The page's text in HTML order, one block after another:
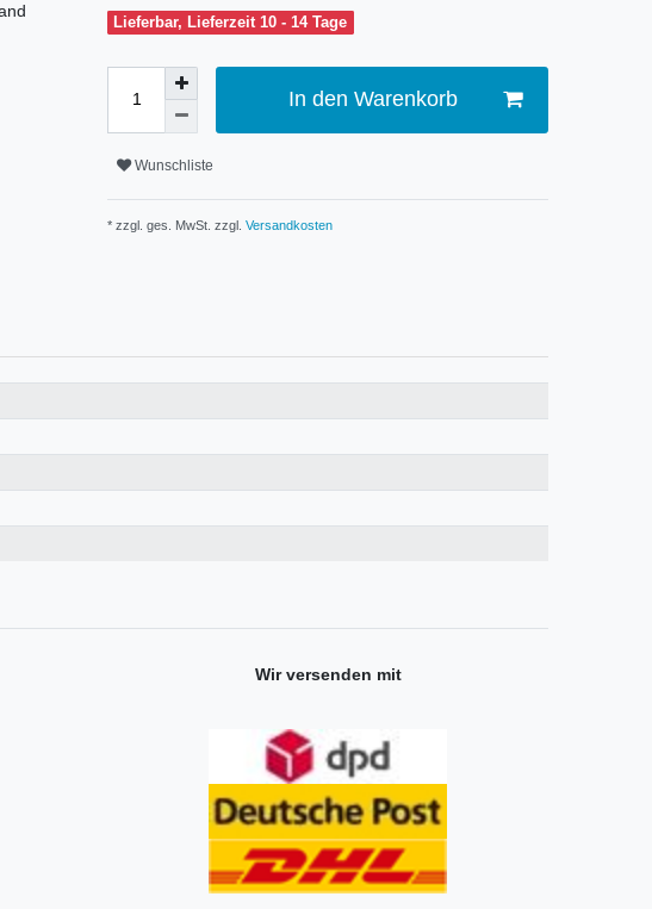
Lieferbar, Lieferzeit 10 - 14 Tage
In den Warenkorb
Wunschliste
* zzgl. ges. MwSt. zzgl. Versandkosten
Wir versenden mit